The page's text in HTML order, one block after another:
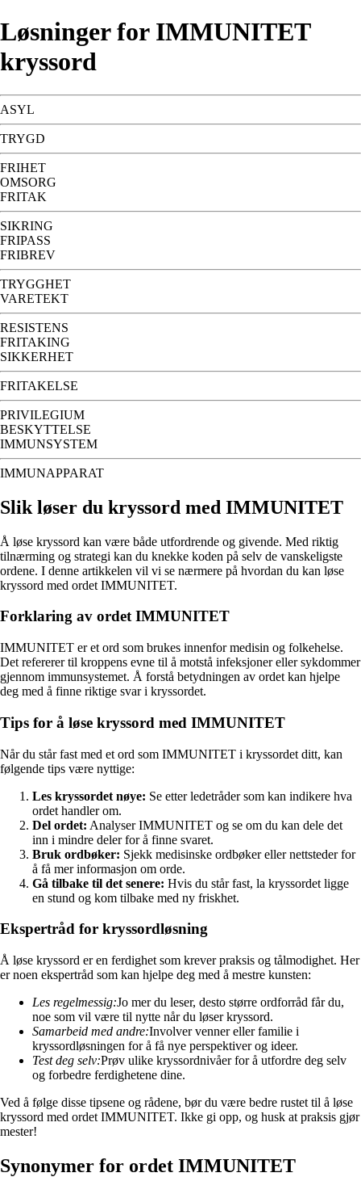
Løsninger for IMMUNITET
kryssord
ASYL
TRYGD
FRIHET
OMSORG
FRITAK
SIKRING
FRIPASS
FRIBREV
TRYGGHET
VARETEKT
RESISTENS
FRITAKING
SIKKERHET
FRITAKELSE
PRIVILEGIUM
BESKYTTELSE
IMMUNSYSTEM
IMMUNAPPARAT
Slik løser du kryssord med IMMUNITET
Å løse kryssord kan være både utfordrende og givende. Med riktig
tilnærming og strategi kan du knekke koden på selv de vanskeligste
ordene. I denne artikkelen vil vi se nærmere på hvordan du kan løse
kryssord med ordet IMMUNITET.
Forklaring av ordet IMMUNITET
IMMUNITET er et ord som brukes innenfor medisin og folkehelse.
Det refererer til kroppens evne til å motstå infeksjoner eller sykdommer
gjennom immunsystemet. Å forstå betydningen av ordet kan hjelpe
deg med å finne riktige svar i kryssordet.
Tips for å løse kryssord med IMMUNITET
Når du står fast med et ord som IMMUNITET i kryssordet ditt, kan
følgende tips være nyttige:
Les kryssordet nøye: Se etter ledetråder som kan indikere hva
ordet handler om.
Del ordet: Analyser IMMUNITET og se om du kan dele det
inn i mindre deler for å finne svaret.
Bruk ordbøker: Sjekk medisinske ordbøker eller nettsteder for
å få mer informasjon om orde.
Gå tilbake til det senere: Hvis du står fast, la kryssordet ligge
en stund og kom tilbake med ny friskhet.
Ekspertråd for kryssordløsning
Å løse kryssord er en ferdighet som krever praksis og tålmodighet. Her
er noen ekspertråd som kan hjelpe deg med å mestre kunsten:
Les regelmessig:Jo mer du leser, desto større ordforråd får du,
noe som vil være til nytte når du løser kryssord.
Samarbeid med andre:Involver venner eller familie i
kryssordløsningen for å få nye perspektiver og ideer.
Test deg selv:Prøv ulike kryssordnivåer for å utfordre deg selv
og forbedre ferdighetene dine.
Ved å følge disse tipsene og rådene, bør du være bedre rustet til å løse
kryssord med ordet IMMUNITET. Ikke gi opp, og husk at praksis gjør
mester!
Synonymer for ordet IMMUNITET